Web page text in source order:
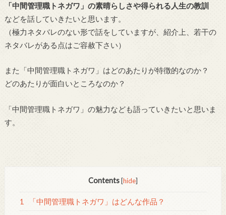
「中間管理職トネガワ」の素晴らしさや得られる人生の教訓
などを話していきたいと思います。
（極力ネタバレのない形で話をしていますが、紹介上、若干の
ネタバレがある点はご容赦下さい）
また「中間管理職トネガワ」はどのあたりが特徴的なのか？
どのあたりが面白いところなのか？
「中間管理職トネガワ」の魅力なども語っていきたいと思いま
す。
Contents [hide]
1 「中間管理職トネガワ」はどんな作品？